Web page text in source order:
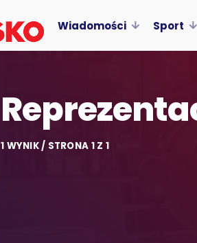
Wiadomości Sport
1 WYNIK / STRONA 1 Z 1